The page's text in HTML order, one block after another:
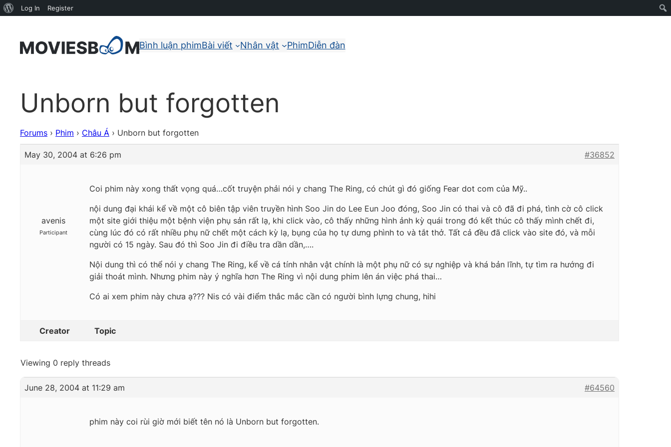
Bình luận phimBài viết Nhân vật PhimDiễn đàn
Unborn but forgotten
Forums › Phim › Châu Á › Unborn but forgotten
May 30, 2004 at 6:26 pm #36852
avenis
Participant
Coi phim này xong thất vọng quá…cốt truyện phải nói y chang The Ring, có chút gì đó giống Fear dot com của Mỹ..
nội dung đại khái kể về một cô biên tập viên truyền hình Soo Jin do Lee Eun Joo đóng, Soo Jin có thai và cô đã đi phá, tình cờ cô click
một site giới thiệu một bệnh viện phụ sản rất lạ, khi click vào, cô thấy những hình ảnh kỳ quái trong đó kết thúc cô thấy mình chết đi,
cùng lúc đó có rất nhiều phụ nữ chết một cách kỳ lạ, bụng của họ tự dưng phình to và tắt thở. Tất cả đều đã click vào site đó, và mỗi
người có 15 ngày. Sau đó thì Soo Jin đi điều tra dần dần,….
Nội dung thì có thể nói y chang The Ring, kể về cá tính nhân vật chính là một phụ nữ có sự nghiệp và khá bản lĩnh, tự tìm ra hướng đi
giải thoát mình. Nhưng phim này ý nghĩa hơn The Ring vì nội dung phim lên án việc phá thai…
Có ai xem phim này chưa ạ??? Nis có vài điểm thắc mắc cần có người bình lựng chung, hihi
Creator Topic
Viewing 0 reply threads
June 28, 2004 at 11:29 am #64560
phim này coi rùi giờ mới biết tên nó là Unborn but forgotten.
About
Log In Register